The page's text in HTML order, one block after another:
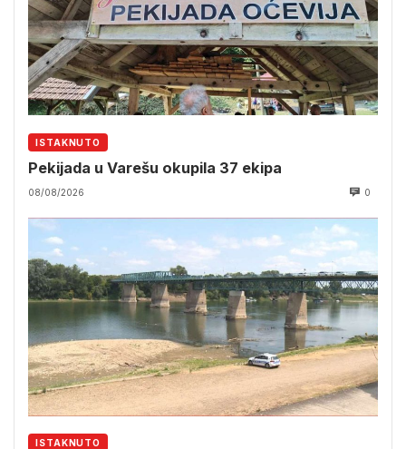
ISTAKNUTO
Pekijada u Varešu okupila 37 ekipa
08/08/2026 0
ISTAKNUTO